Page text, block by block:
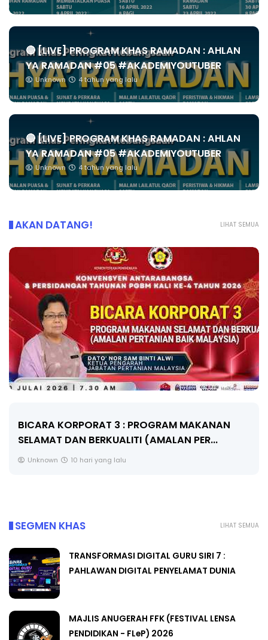
🔴 [LIVE] PROGRAM KHAS RAMADAN : AHLAN
YA RAMADAN #05 #AKADEMIYOUTUBER
Unknown 4 tahun yang lalu
🔴 [LIVE] PROGRAM KHAS RAMADAN : AHLAN
YA RAMADAN #05 #AKADEMIYOUTUBER
Unknown 4 tahun yang lalu
LIHAT SEMUA
AKAN DATANG!
BICARA KORPORAT 3 : PROGRAM MAKANAN
SELAMAT DAN BERKUALITI (AMALAN PER...
Unknown 10 hari yang lalu
LIHAT SEMUA
SEGMEN KHAS
TRANSFORMASI DIGITAL GURU SIRI 7 :
PAHLAWAN DIGITAL PENYELAMAT DUNIA
MAJLIS ANUGERAH FFK (FESTIVAL LENSA
PENDIDIKAN - FLeP) 2026